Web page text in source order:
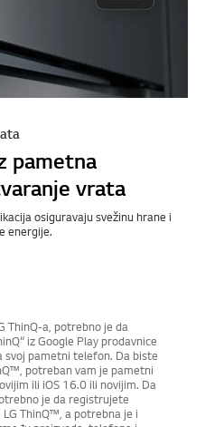
pametna
vrata
osiguravaju svežinu hrane i
energije.
ThinQ-a, potrebno je da
iz Google Play prodavnice
svoj pametni telefon. Da biste
potreban vam je pametni
ili iOS 16.0 ili novijim. Da
je da registrujete
ThinQ™, a potrebna je i